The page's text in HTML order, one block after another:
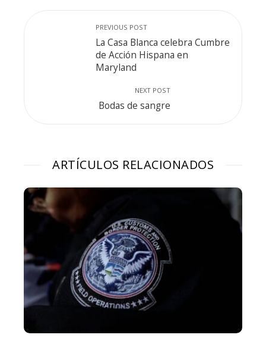
PREVIOUS POST
La Casa Blanca celebra Cumbre
de Acción Hispana en
Maryland
NEXT POST
Bodas de sangre
ARTÍCULOS RELACIONADOS